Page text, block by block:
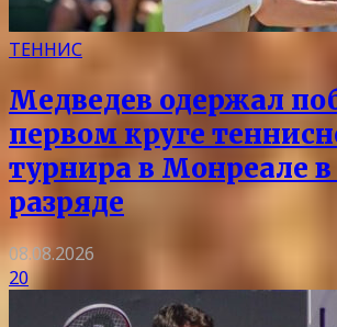
ТЕННИС
Медведев одержал
первом круге
турнира в Монреале
разряде
08.08.2026
20